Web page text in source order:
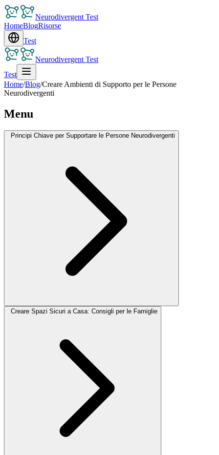
Neurodivergent Test
HomeBlogRisorse
Test
Neurodivergent Test
Test
Home/Blog/Creare Ambienti di Supporto per le Persone
Neurodivergenti
Menu
Principi Chiave per Supportare le Persone Neurodivergenti
Creare Spazi Sicuri a Casa: Consigli per le Famiglie